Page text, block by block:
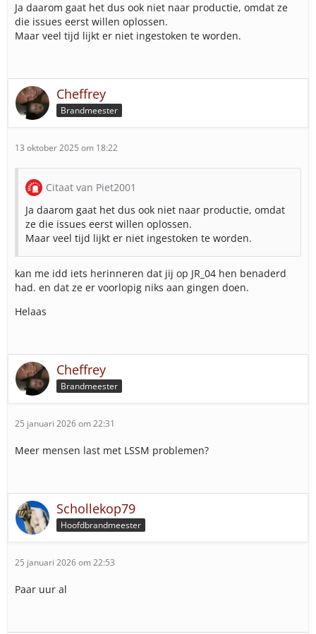
Ja daarom gaat het dus ook niet naar productie, omdat ze
die issues eerst willen oplossen.
Maar veel tijd lijkt er niet ingestoken te worden.
Cheffrey
Brandmeester
13 oktober 2025 om 18:22
Citaat van Piet2001
Ja daarom gaat het dus ook niet naar productie, omdat
ze die issues eerst willen oplossen.
Maar veel tijd lijkt er niet ingestoken te worden.
kan me idd iets herinneren dat jij op JR_04 hen benaderd
had. en dat ze er voorlopig niks aan gingen doen.
Helaas
Cheffrey
Brandmeester
25 januari 2026 om 22:31
Meer mensen last met LSSM problemen?
Schollekop79
Hoofdbrandmeester
25 januari 2026 om 22:53
Paar uur al